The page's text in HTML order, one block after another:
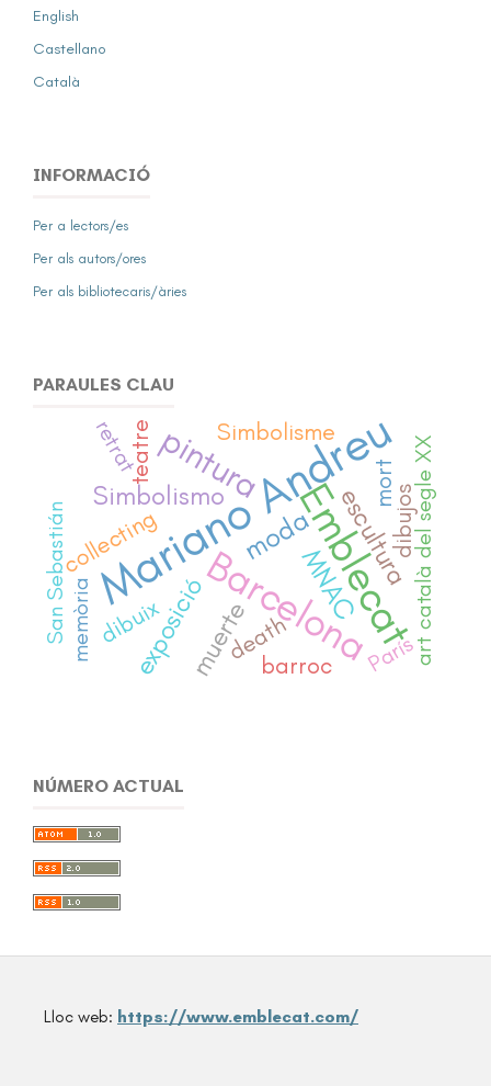
English
Castellano
Català
INFORMACIÓ
Per a lectors/es
Per als autors/ores
Per als bibliotecaris/àries
PARAULES CLAU
Mariano Andreu
Emblecat
Barcelona
pintura
MNAC
moda
Simbolismo
exposiciómuerte
escultura
Simbolisme
death
collecting dibujos
teatre
barroc
dibuix
mort
San Sebastián
Parísart català del segle XX
memòria
retrat
NÚMERO ACTUAL
Lloc web: https://www.emblecat.com/